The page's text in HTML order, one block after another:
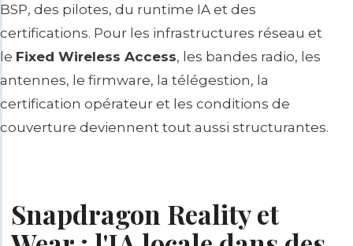
BSP, des pilotes, du runtime IA et des
certifications. Pour les infrastructures réseau et
le Fixed Wireless Access, les bandes radio, les
antennes, le firmware, la télégestion, la
certification opérateur et les conditions de
couverture deviennent tout aussi structurantes.
Snapdragon Reality et